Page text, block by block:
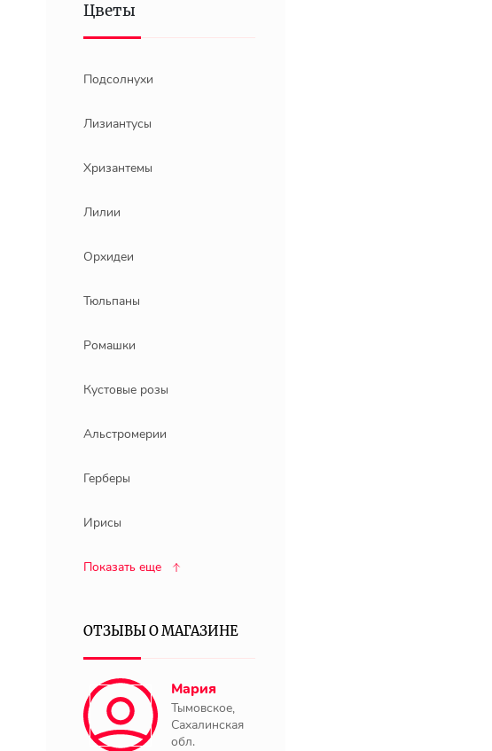
Цветы
Подсолнухи
Лизиантусы
Хризантемы
Лилии
Орхидеи
Тюльпаны
Ромашки
Кустовые розы
Альстромерии
Герберы
Ирисы
Показать еще
ОТЗЫВЫ О МАГАЗИНЕ
Мария
Тымовское,
Сахалинская
обл.